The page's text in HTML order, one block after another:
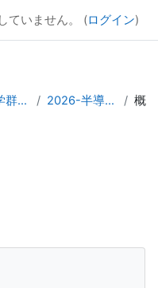
ていません。 (ログイン)
システム工学群専攻領域科目 2026-半導体デバイス